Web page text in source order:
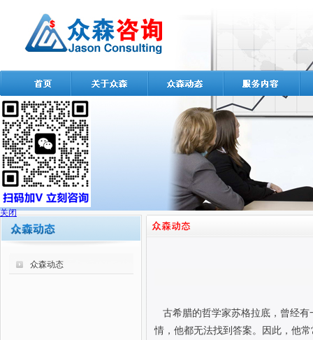
众森动态
古希腊的哲学家苏格拉底，曾经
情，他都无法找到答案。因此，他
关闭